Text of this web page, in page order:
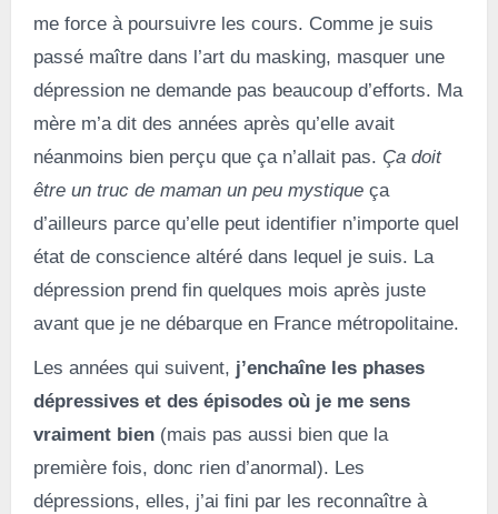
me force à poursuivre les cours. Comme je suis
passé maître dans l’art du masking, masquer une
dépression ne demande pas beaucoup d’efforts. Ma
mère m’a dit des années après qu’elle avait
néanmoins bien perçu que ça n’allait pas. Ça doit
être un truc de maman un peu mystiqueça
d’ailleurs parce qu’elle peut identifier n’importe quel
état de conscience altéré dans lequel je suis. La
dépression prend fin quelques mois après juste
avant que je ne débarque en France métropolitaine.
Les années qui suivent, j’enchaîne les phases
dépressives et des épisodes où je me sens
vraiment bien(mais pas aussi bien que la
première fois, donc rien d’anormal). Les
dépressions, elles, j’ai fini par les reconnaître à